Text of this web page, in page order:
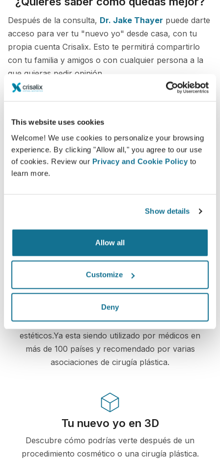
This website uses cookies
Welcome! We use cookies to personalize your browsing
experience. By clicking "Allow all," you agree to our use
of cookies. Review our Privacy and Cookie Policy to
learn more.
Show details
Allow all
Customize
Deny
Después de la consulta, Dr. Jake Thayer puede darte
acceso para ver tu "nuevo yo" desde casa, con tu
propia cuenta Crisalix. Esto te permitirá compartirlo
con tu familia y amigos o con cualquier persona a la
que quieras pedir opinión.
totalmente encriptados, su información
permanecerá siempre segura y privada.
High-Tech
En primer simulador 3D basado en tecnología
web para cirugía plástica y procedimientos
estéticos.Ya esta siendo utilizado por médicos en
más de 100 países y recomendado por varias
asociaciones de cirugía plástica.
Tu nuevo yo en 3D
Descubre cómo podrías verte después de un
procedimiento cosmético o una cirugía plástica.